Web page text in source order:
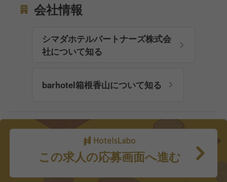
会社情報
シマダホテルパートナーズ株式会
社について知る
barhotel箱根香山について知る
この求人の応募画面へ進む